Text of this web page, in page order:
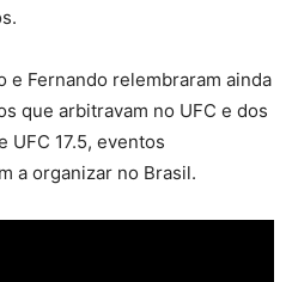
e Fernando relembraram ainda
que arbitravam no UFC e dos
UFC 17.5, eventos
a organizar no Brasil.